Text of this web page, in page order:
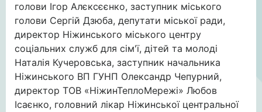
голови Ігор Алєксєєнко, заступник міського
голови Сергій Дзюба, депутати міської ради,
директор Ніжинського міського центру
соціальних служб для сім'ї, дітей та молоді
Наталія Кучеровська, заступник начальника
Ніжинського ВП ГУНП Олександр Чепурний,
директор ТОВ «НіжинТеплоМережі» Любов
Ісаєнко, головний лікар Ніжинської центральної